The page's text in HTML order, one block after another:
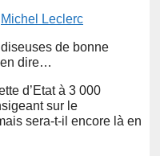
Michel Leclerc
de bonne
dire…
d’Etat à 3 000
sur le
sera-t-il encore là en